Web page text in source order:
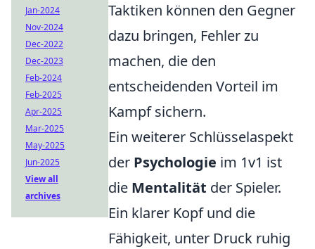
Taktiken können den Gegner
dazu bringen, Fehler zu
machen, die den
entscheidenden Vorteil im
Kampf sichern.
Ein weiterer Schlüsselaspekt
der Psychologie im 1v1 ist
die Mentalität der Spieler.
Ein klarer Kopf und die
Fähigkeit, unter Druck ruhig
Jan-2024
Nov-2024
Dec-2022
Dec-2023
Feb-2024
Feb-2025
Apr-2025
Mar-2025
May-2025
Jun-2025
View all
archives